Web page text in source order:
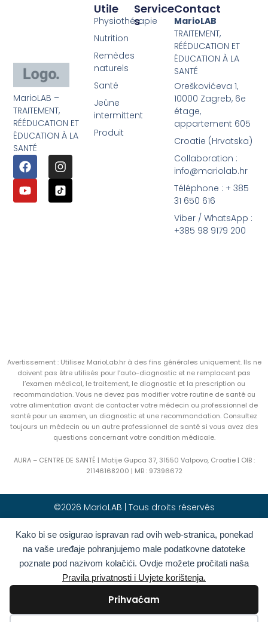
Kako bi se osigurao ispravan rad ovih web-stranica, ponekad
na vaše uređaje pohranjujemo male podatkovne datoteke
poznate pod nazivom kolačići. Ovdje možete pročitati naša
Pravila privatnosti i Uvjete korištenja.
Prihvaćam
MarioLAB –
TRAITEMENT,
RÉÉDUCATION ET
ÉDUCATION À LA
SANTÉ
Service
S
Utile
Physiothérapie
Nutrition
Remèdes
naturels
Santé
Jeûne
intermittent
Produit
Contact
MarioLAB
TRAITEMENT,
RÉÉDUCATION ET
ÉDUCATION À LA
SANTÉ
Oreškovićeva 1,
10000 Zagreb, 6e
étage,
appartement 605
Croatie (Hrvatska)
Collaboration :
info@mariolab.hr
Téléphone : + 385
31 650 616
Viber / WhatsApp :
+385 98 9179 200
Avertissement : Utilisez MarioLab.hr à des fins générales uniquement. Ils ne
doivent pas être utilisés pour l’auto-diagnostic et ne remplacent pas
l’examen médical, le traitement, le diagnostic et la prescription ou
recommandation. Vous ne devez pas modifier votre routine de santé ou
votre alimentation avant de contacter votre médecin ou professionnel de
santé pour un examen, un diagnostic et une recommandation. Consultez
toujours un médecin ou un autre professionnel de santé si vous avez des
questions concernant votre condition médicale.
AURA – CENTRE DE SANTÉ | Matije Gupca 37, 31550 Valpovo, Croatie | OIB :
21146168200 | MB : 97396672
©2026 MarioLAB | Tous droits réservés
Hrvatski( Croate) English(Anglais)
Deutsch (Allemand) Polski(Polonais)
Română (Roumain) Italiano (Italien)
Български(Bulgare)
Français
Grec moderne)